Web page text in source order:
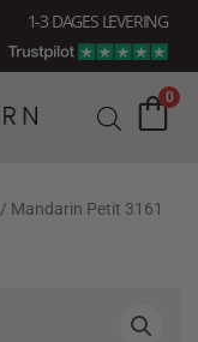
1-3 DAGES LEVERING
0
/ Mandarin Petit 3161